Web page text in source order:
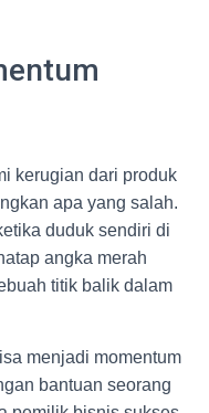
kerugian dari produk
apa yang salah.
duduk sendiri di
angka merah
titik balik dalam
menjadi momentum
bantuan seorang